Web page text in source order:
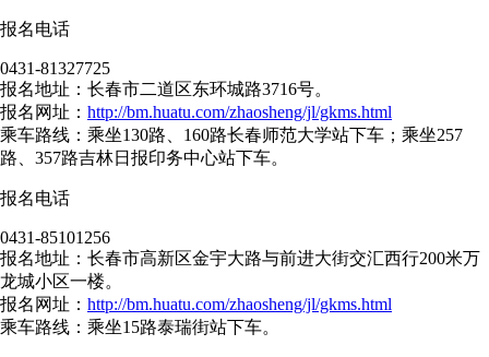
报名电话
0431-81327725
报名地址：长春市二道区东环城路3716号。
报名网址： http://bm.huatu.com/zhaosheng/jl/gkms.html
乘车路线：乘坐130路、160路长春师范大学站下车；乘坐257
路、357路吉林日报印务中心站下车。
报名电话
0431-85101256
报名地址：长春市高新区金宇大路与前进大街交汇西行200米万
龙城小区一楼。
报名网址： http://bm.huatu.com/zhaosheng/jl/gkms.html
乘车路线：乘坐15路泰瑞街站下车。